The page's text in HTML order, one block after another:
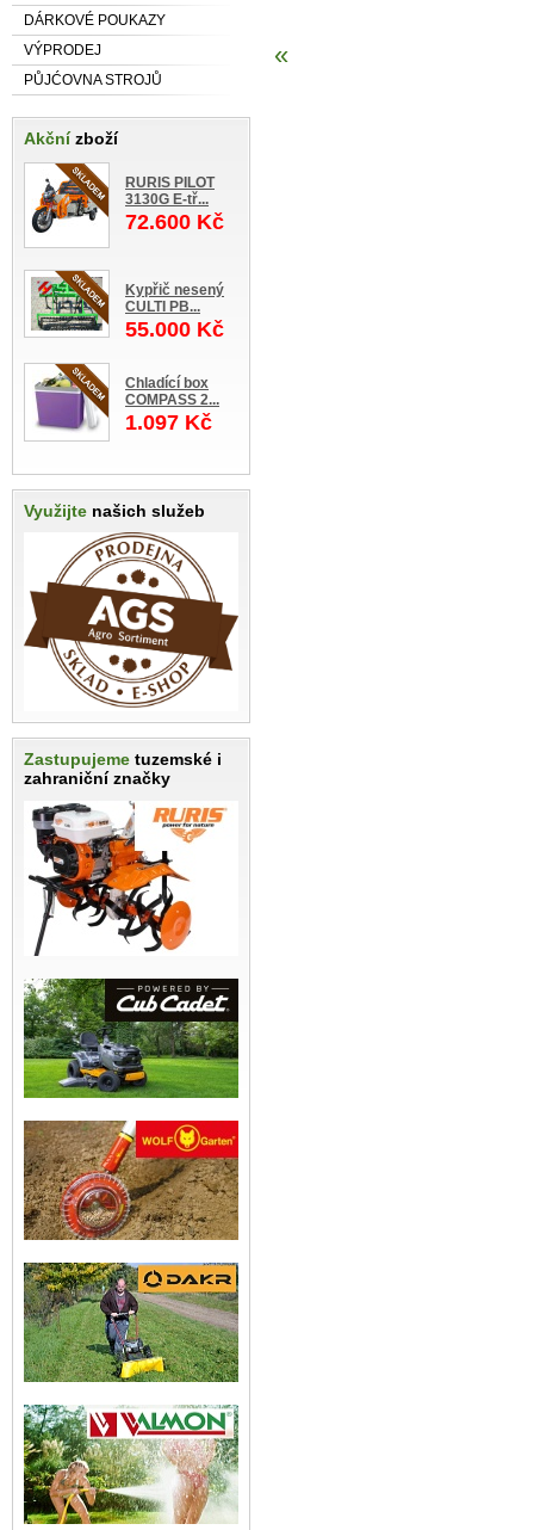
DÁRKOVÉ POUKAZY
VÝPRODEJ
PŮJĆOVNA STROJŮ
Akčnízboží
RURIS PILOT
3130G E-tř...
72.600 Kč
Kypřič nesený
CULTI PB...
55.000 Kč
Chladící box
COMPASS 2...
1.097 Kč
Využijte našich služeb
Zastupujeme tuzemské i
zahraniční značky
«